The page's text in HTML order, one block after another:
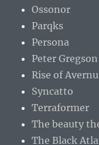
Ossonor
Parqks
Persona
Peter Gregson
Rise of
Syncatto
Terraformer
The beauty
The Black